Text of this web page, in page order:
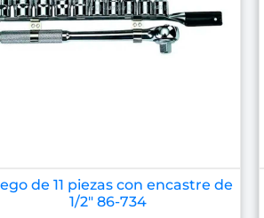
de 11 piezas con encastre de
1/2″ 86-734